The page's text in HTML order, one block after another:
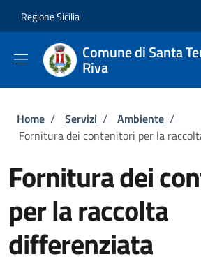
Regione Sicilia
Comune di Santa
Riva
Briciole di pane
Home / Servizi / Ambiente /
Fornitura dei contenitori per la
Fornitura dei
per la raccolta
differenziata